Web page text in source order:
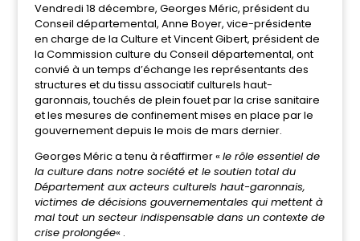
Vendredi 18 décembre, Georges Méric, président du
Conseil départemental, Anne Boyer, vice-présidente
en charge de la Culture et Vincent Gibert, président de
la Commission culture du Conseil départemental, ont
convié à un temps d’échange les représentants des
structures et du tissu associatif culturels haut-
garonnais, touchés de plein fouet par la crise sanitaire
et les mesures de confinement mises en place par le
gouvernement depuis le mois de mars dernier.
Georges Méric a tenu à réaffirmer « le rôle essentiel de
la culture dans notre société et le soutien total du
Département aux acteurs culturels haut-garonnais,
victimes de décisions gouvernementales qui mettent à
mal tout un secteur indispensable dans un contexte de
crise prolongée« .